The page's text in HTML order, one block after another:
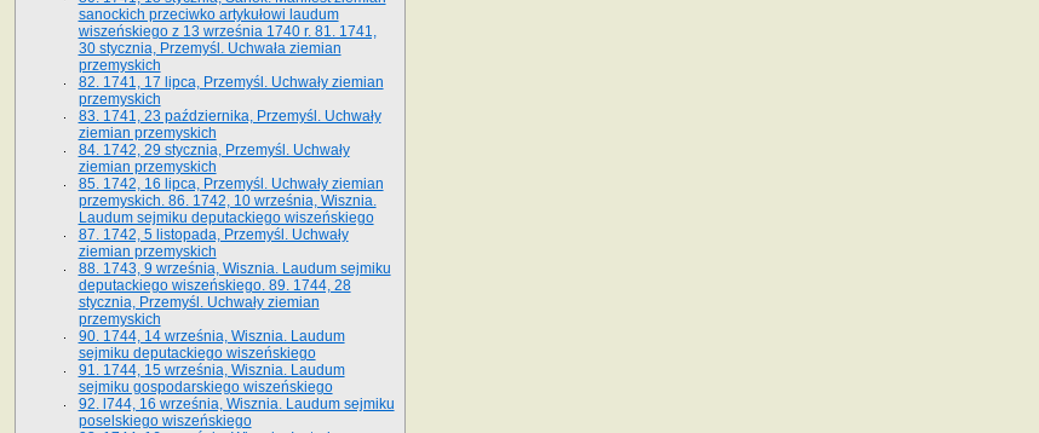
sanockich przeciwko artykułowi laudum
wiszeńskiego z 13 wrze­śnia 1740 r. 81. 1741,
30 stycznia, Przemyśl. Uchwała ziemian
przemyskich
82. 1741, 17 lipca, Przemyśl. Uchwały ziemian
przemyskich
83. 1741, 23 października, Przemyśl. Uchwały
ziemian przemyskich
84. 1742, 29 stycznia, Przemyśl. Uchwały
ziemian przemyskich
85. 1742, 16 lipca, Przemyśl. Uchwały ziemian
przemyskich. 86. 1742, 10 września, Wisznia.
Laudum sejmiku deputackiego wiszeńskiego
87. 1742, 5 listopada, Przemyśl. Uchwały
ziemian przemyskich
88. 1743, 9 września, Wisznia. Laudum sejmiku
deputackiego wiszeńskiego. 89. 1744, 28
stycznia, Przemyśl. Uchwały ziemian
przemyskich
90. 1744, 14 września, Wisznia. Laudum
sejmiku deputackiego wiszeńskiego
91. 1744, 15 września, Wisznia. Laudum
sejmiku gospodarskiego wiszeńskiego
92. l744, 16 września, Wisznia. Laudum sejmiku
poselskiego wiszeńskiego